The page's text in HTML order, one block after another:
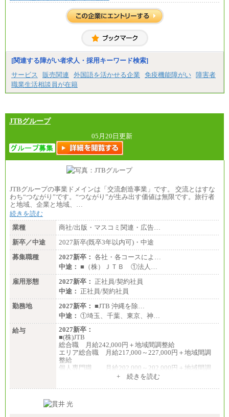
[関連する障がい者求人・採用キーワード検索]
サービス
販売関連 外国語を活かせる企業 免疫機能障がい 障害者
職業生活相談員が在籍
JTBグループ
05月20日更新
JTBグループの事業ドメインは「交流創造事業」です。 交流とはすな
わち“つながり”です。“つながり”が生み出す価値は無限です。旅行者
と地域、企業と地域、…
続きを読む
業種
商社/出版・マスコミ関連・広告…
新卒／中途
2027新卒(既卒3年以内可)・中途
募集職種
2027新卒： 各社・各コースによ…
中途： ■（株）ＪＴＢ ①法人…
雇用形態
2027新卒： 正社員/契約社員
中途： 正社員/契約社員
勤務地
2027新卒： ■JTB 沖縄を除…
中途： ①埼玉、千葉、東京、神…
給与
2027新卒：
■(株)JTB
総合職 月給242,000円＋地域間調整給
エリア総合職 月給217,000～227,000円＋地域間調
整給
個人専門職 月給202,000～202,000円＋地域間調
総合職 月給208,000～235,000円
+ 続きを読む